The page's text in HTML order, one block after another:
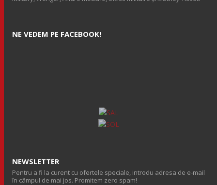
NE VEDEM PE FACEBOOK!
NEWSLETTER
Pentru a fi la curent cu ofertele speciale, introdu adresa de e-mail
în câmpul de mai jos. Promitem zero spam!